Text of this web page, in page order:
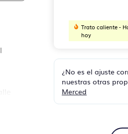
Trato caliente -
hoy
¿No es el ajuste
nuestras otras
Merced